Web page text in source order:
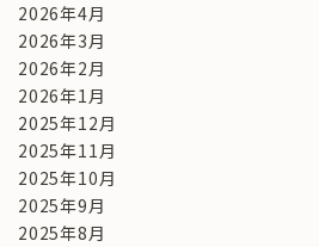
2026年4月
2026年3月
2026年2月
2026年1月
2025年12月
2025年11月
2025年10月
2025年9月
2025年8月